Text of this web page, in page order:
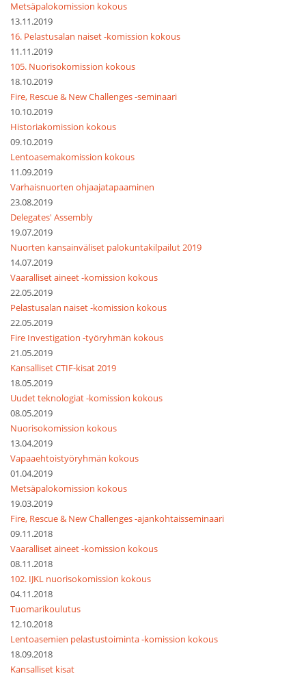
Metsäpalokomission kokous
13.11.2019
16. Pelastusalan naiset -komission kokous
11.11.2019
105. Nuorisokomission kokous
18.10.2019
Fire, Rescue & New Challenges -seminaari
10.10.2019
Historiakomission kokous
09.10.2019
Lentoasemakomission kokous
11.09.2019
Varhaisnuorten ohjaajatapaaminen
23.08.2019
Delegates' Assembly
19.07.2019
Nuorten kansainväliset palokuntakilpailut 2019
14.07.2019
Vaaralliset aineet -komission kokous
22.05.2019
Pelastusalan naiset -komission kokous
22.05.2019
Fire Investigation -työryhmän kokous
21.05.2019
Kansalliset CTIF-kisat 2019
18.05.2019
Uudet teknologiat -komission kokous
08.05.2019
Nuorisokomission kokous
13.04.2019
Vapaaehtoistyöryhmän kokous
01.04.2019
Metsäpalokomission kokous
19.03.2019
Fire, Rescue & New Challenges -ajankohtaisseminaari
09.11.2018
Vaaralliset aineet -komission kokous
08.11.2018
102. IJKL nuorisokomission kokous
04.11.2018
Tuomarikoulutus
12.10.2018
Lentoasemien pelastustoiminta -komission kokous
18.09.2018
Kansalliset kisat